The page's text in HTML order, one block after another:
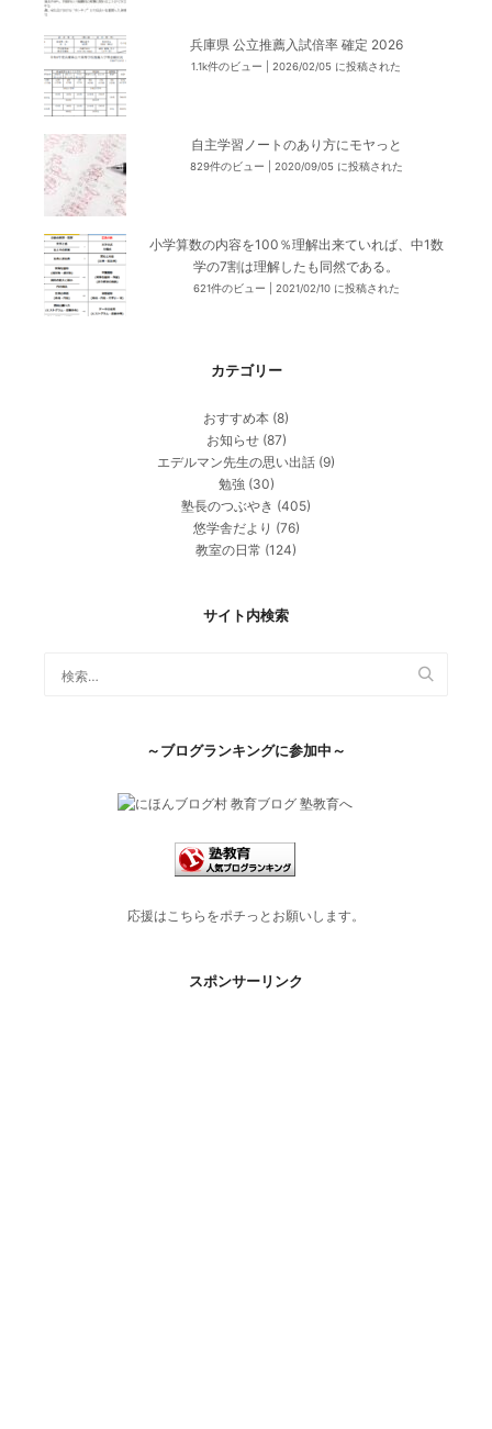
兵庫県 公立推薦入試倍率 確定 2026
1.1k件のビュー 2026/02/05 に投稿された
自主学習ノートのあり方にモヤっと
829件のビュー 2020/09/05 に投稿された
小学算数の内容を100％理解出来ていれば、中1数
学の7割は理解したも同然である。
621件のビュー 2021/02/10 に投稿された
カテゴリー
おすすめ本 (8)
お知らせ(87)
エデルマン先生の思い出話 (9)
勉強 (30)
塾長のつぶやき (405)
悠学舎だより (76)
教室の日常 (124)
サイト内検索
～ブログランキングに参加中～
応援はこちらをポチっとお願いします。
スポンサーリンク